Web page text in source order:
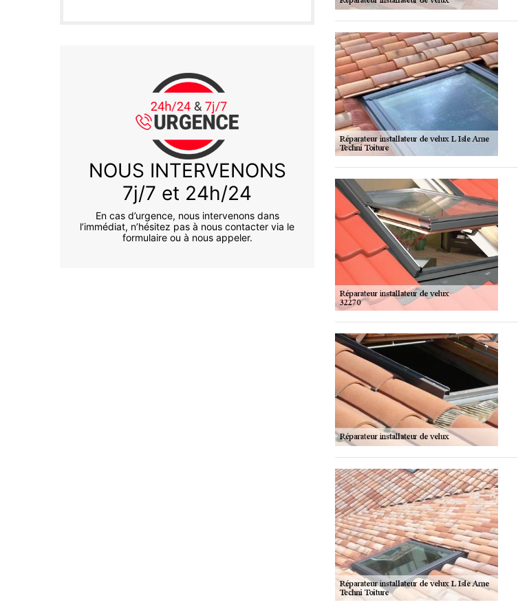
NOUS INTERVENONS
7j/7 et 24h/24
En cas d’urgence, nous intervenons dans
l’immédiat, n’hésitez pas à nous contacter via le
formulaire ou à nous appeler.